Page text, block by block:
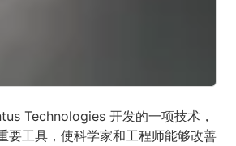
Technologies 开发的一项技术，
要工具，使科学家和工程师能够改善